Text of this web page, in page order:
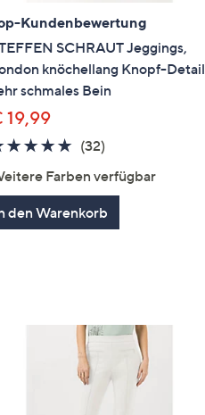
Kundenbewertung
SCHRAUT Jeggings,
knöchellang Knopf-Detail
schmales Bein
19,99
4.7
5
(32)32
Farben verfügbar
den Warenkorb